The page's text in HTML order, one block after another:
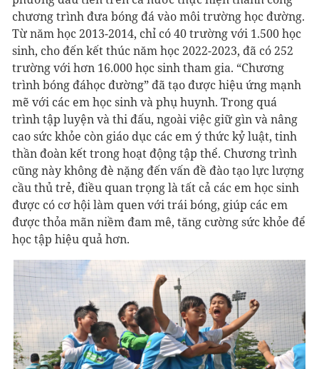
chương trình đưa bóng đá vào môi trường học đường.
Từ năm học 2013-2014, chỉ có 40 trường với 1.500 học
sinh, cho đến kết thúc năm học 2022-2023, đã có 252
trường với hơn 16.000 học sinh tham gia. “Chương
trình bóng đáhọc đường” đã tạo được hiệu ứng mạnh
mẽ với các em học sinh và phụ huynh. Trong quá
trình tập luyện và thi đấu, ngoài việc giữ gìn và nâng
cao sức khỏe còn giáo dục các em ý thức kỷ luật, tinh
thần đoàn kết trong hoạt động tập thể. Chương trình
cũng này không đè nặng đến vấn đề đào tạo lực lượng
cầu thủ trẻ, điều quan trọng là tất cả các em học sinh
được có cơ hội làm quen với trái bóng, giúp các em
được thỏa mãn niềm đam mê, tăng cường sức khỏe để
học tập hiệu quả hơn.